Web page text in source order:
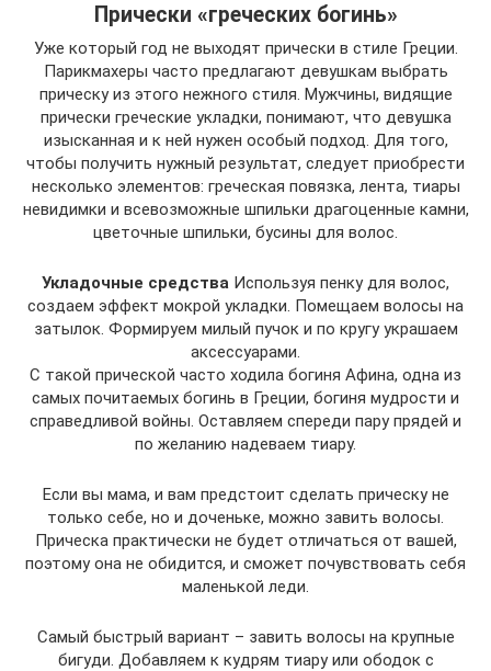
Прически «греческих богинь»
Уже который год не выходят прически в стиле Греции.
Парикмахеры часто предлагают девушкам выбрать
прическу из этого нежного стиля. Мужчины, видящие
прически греческие укладки, понимают, что девушка
изысканная и к ней нужен особый подход. Для того,
чтобы получить нужный результат, следует приобрести
несколько элементов: греческая повязка, лента, тиары
невидимки и всевозможные шпильки драгоценные камни,
цветочные шпильки, бусины для волос.
Укладочные средства Используя пенку для волос,
создаем эффект мокрой укладки. Помещаем волосы на
затылок. Формируем милый пучок и по кругу украшаем
аксессуарами.
С такой прической часто ходила богиня Афина, одна из
самых почитаемых богинь в Греции, богиня мудрости и
справедливой войны. Оставляем спереди пару прядей и
по желанию надеваем тиару.
Если вы мама, и вам предстоит сделать прическу не
только себе, но и доченьке, можно завить волосы.
Прическа практически не будет отличаться от вашей,
поэтому она не обидится, и сможет почувствовать себя
маленькой леди.
Самый быстрый вариант – завить волосы на крупные
бигуди. Добавляем к кудрям тиару или ободок с